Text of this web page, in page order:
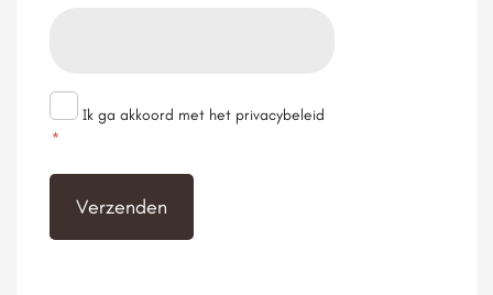
Toestemming
Ik ga akkoord met het privacybeleid
*